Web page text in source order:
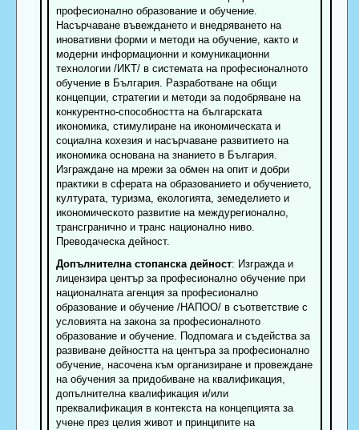
професионално образование и обучение.
Насърчаване въвеждането и внедряването на
иновативни форми и методи на обучение, както и
модерни информационни и комуникационни
технологии /ИКТ/ в системата на професионалното
обучение в България. Разработване на общи
концепции, стратегии и методи за подобряване на
конкурентно-способността на българската
икономика, стимулиране на икономическата и
социална кохезия и насърчаване развитието на
икономика основана на знанието в България.
Изграждане на мрежи за обмен на опит и добри
практики в сферата на образованието и обучението,
културата, туризма, екологията, земеделието и
икономическото развитие на междурегионално,
трансгранично и транс национално ниво.
Преводаческа дейност.
Допълнителна стопанска дейност: Изгражда и
лицензира център за професионално обучение при
националната агенция за професионално
образование и обучение /НАПОО/ в съответствие с
условията на закона за професионалното
образование и обучение. Подпомага и съдейства за
развиване дейността на центъра за професионално
обучение, насочена към организиране и провеждане
на обучения за придобиване на квалификация,
допълнителна квалификация и/или
преквалификация в контекста на концепцията за
учене през целия живот и принципите на